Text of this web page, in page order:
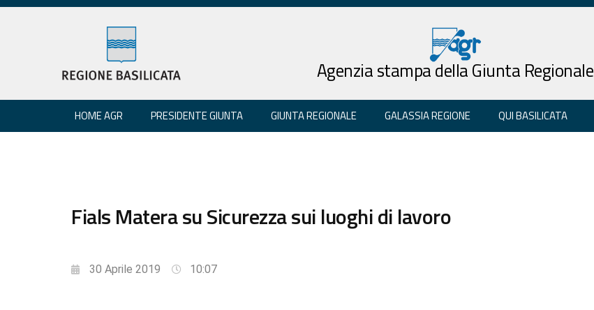
Agenzia stampa della Giunta Regionale
HOME AGR PRESIDENTE GIUNTA GIUNTA REGIONALE GALASSIA REGIONE QUI BASILICATA
Fials Matera su Sicurezza sui luoghi di lavoro
30 Aprile 2019 10:07